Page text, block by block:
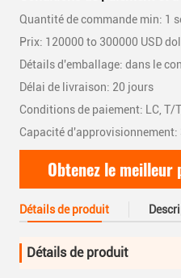
Quantité de commande min: 1
Prix: 120000 to 300000 USD
Détails d'emballage: dans le
Délai de livraison: 20 jours
Conditions de paiement: LC, T/
Capacité d'approvisionnement:
Obtenez le meilleur
Détails de produit
Détails de produit